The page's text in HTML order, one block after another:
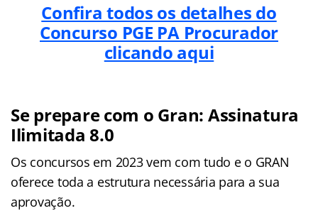
Confira todos os detalhes do
Concurso PGE PA Procurador
clicando aqui
Se prepare com o Gran: Assinatura
Ilimitada 8.0
Os concursos em 2023 vem com tudo e o GRAN
oferece toda a estrutura necessária para a sua
aprovação.